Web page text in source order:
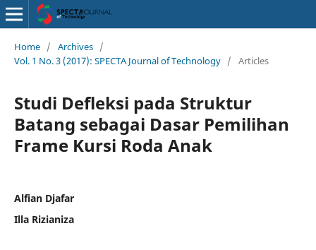
Home / Archives /
Vol. 1 No. 3 (2017): SPECTA Journal of Technology / Articles
Studi Defleksi pada Struktur
Batang sebagai Dasar Pemilihan
Frame Kursi Roda Anak
Alfian Djafar
Illa Rizianiza